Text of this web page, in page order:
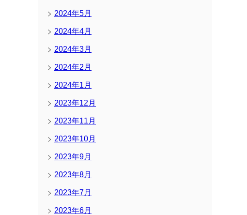
2024年5月
2024年4月
2024年3月
2024年2月
2024年1月
2023年12月
2023年11月
2023年10月
2023年9月
2023年8月
2023年7月
2023年6月